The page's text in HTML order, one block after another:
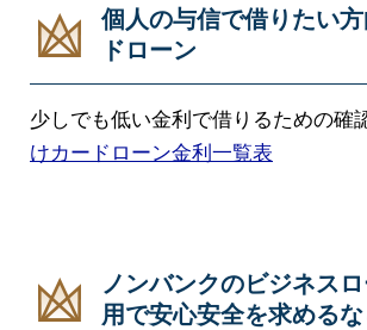
個人の与信で借りたい
ドローン
少しでも低い金利で借りるための確
けカードローン金利一覧表
ノンバンクのビジネス
用で安心安全を求める